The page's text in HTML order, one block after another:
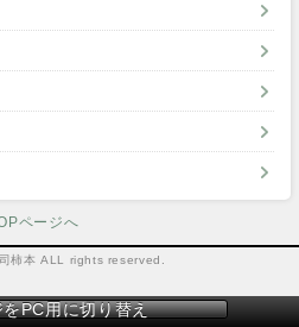
ページへ
柿本 ALL rights reserved.
PC用に切り替え